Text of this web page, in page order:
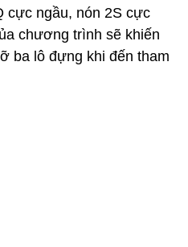
cực ngầu, nón 2S cực
chương trình sẽ khiến
ba lô đựng khi đến tham